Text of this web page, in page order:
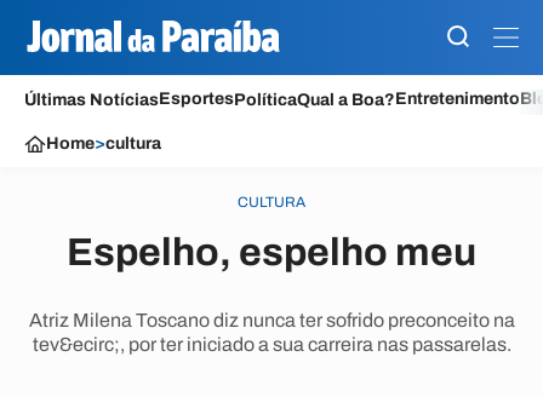
Últimas NotíciasEsportesPolíticaQual a Boa?Entretenimento
Home>cultura
CULTURA
Espelho, espelho meu
Atriz Milena Toscano diz nunca ter sofrido preconceito na
tev&ecirc;, por ter iniciado a sua carreira nas passarelas.